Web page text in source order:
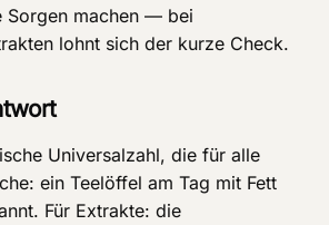
Sorgen machen — bei
lohnt sich der kurze Check.
Universalzahl, die für alle
ein Teelöffel am Tag mit Fett
Für Extrakte: die